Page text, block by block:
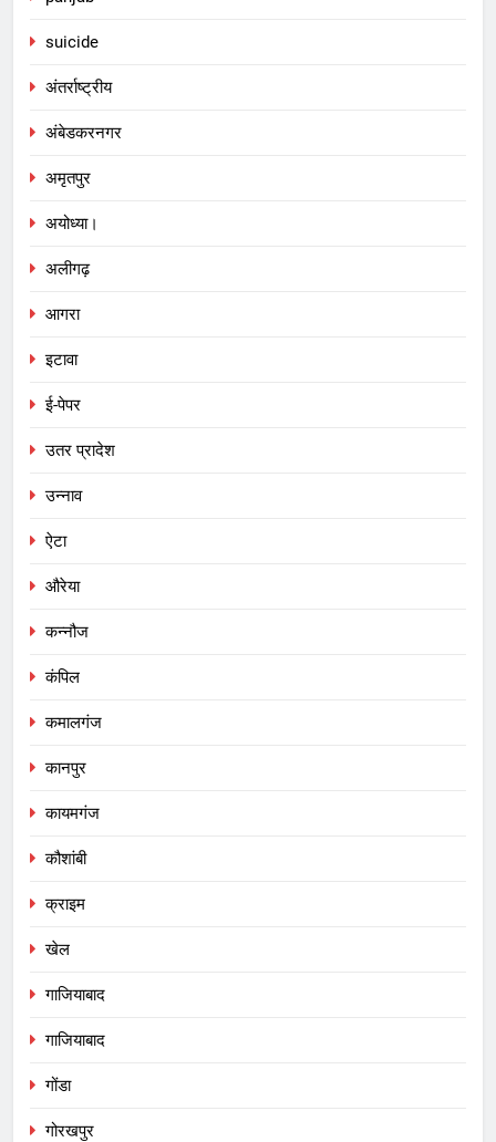
suicide
अंतर्राष्ट्रीय
अंबेडकरनगर
अमृतपुर
अयोध्या।
अलीगढ़
आगरा
इटावा
ई-पेपर
उतर प्रादेश
उन्नाव
ऐटा
औरेया
कन्नौज
कंपिल
कमालगंज
कानपुर
कायमगंज
कौशांबी
क्राइम
खेल
गाजियाबाद
गाजियाबाद
गोंडा
गोरखपुर